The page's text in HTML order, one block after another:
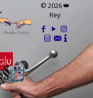
© 2026 👑
Rey